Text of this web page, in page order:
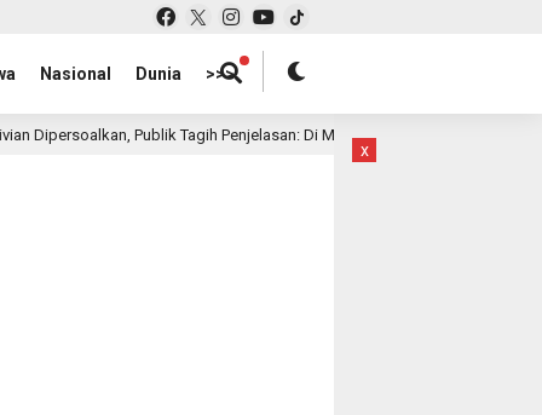
Nasional Dunia >>>
Tagih Penjelasan: Di Mana Letak Kerugian yang Diklaim?
x